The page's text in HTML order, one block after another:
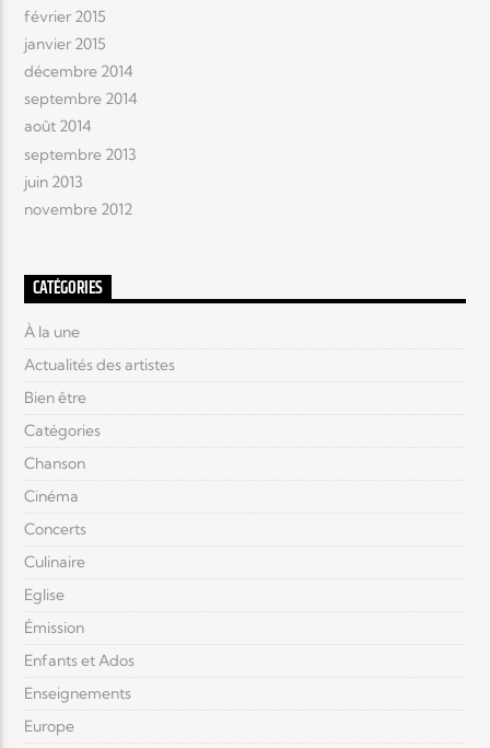
février 2015
janvier 2015
décembre 2014
septembre 2014
août 2014
septembre 2013
juin 2013
novembre 2012
CATÉGORIES
À la une
Actualités des artistes
Bien être
Catégories
Chanson
Cinéma
Concerts
Culinaire
Eglise
Émission
Enfants et Ados
Enseignements
Europe